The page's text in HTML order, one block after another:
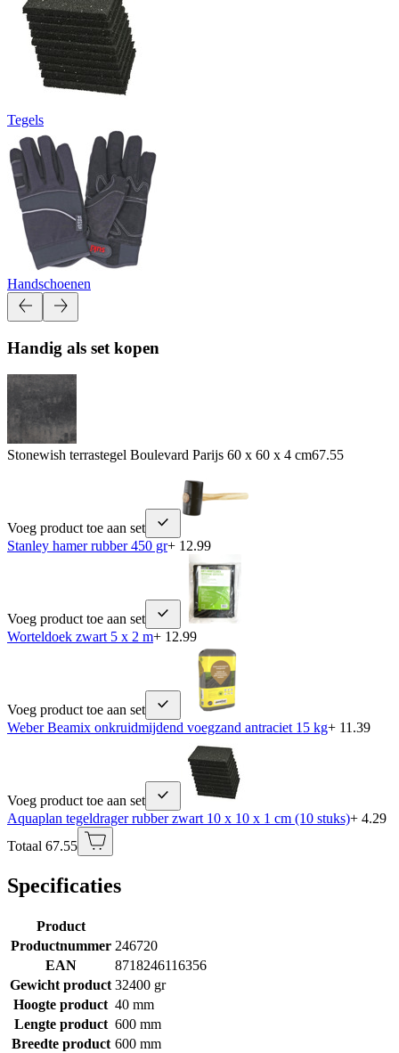
Tegels
Handschoenen
Handig als set kopen
Stonewish terrastegel Boulevard Parijs 60 x 60 x 4 cm67.55
Voeg product toe aan set
Stanley hamer rubber 450 gr+ 12.99
Voeg product toe aan set
Worteldoek zwart 5 x 2 m+ 12.99
Voeg product toe aan set
Weber Beamix onkruidmijdend voegzand antraciet 15 kg+ 11.39
Voeg product toe aan set
Aquaplan tegeldrager rubber zwart 10 x 10 x 1 cm (10 stuks)+ 4.29
Totaal 67.55
Specificaties
Product
Productnummer 246720
EAN
8718246116356
Gewicht product 32400 gr
Hoogte product 40 mm
Lengte product 600 mm
Breedte product 600 mm